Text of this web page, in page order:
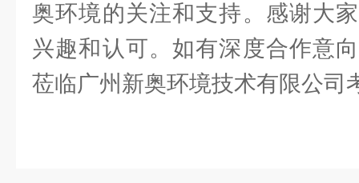
奥环境的关注和支持。感谢大
兴趣和认可。如有深度合作意
莅临广州新奥环境技术有限公司